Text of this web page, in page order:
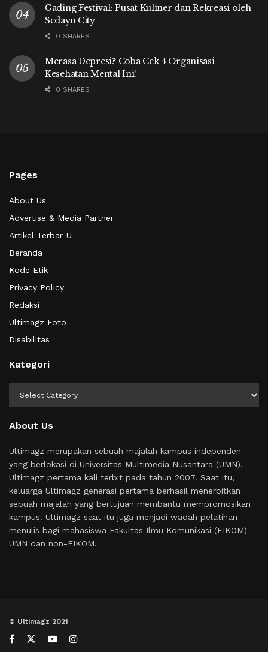
Gading Festival: Pusat Kuliner dan Rekreasi oleh
Sedayu City
0 SHARES
Merasa Depresi? Coba Cek 4 Organisasi
Kesehatan Mental Ini!
0 SHARES
Pages
About Us
Advertise & Media Partner
Artikel Terbar-U
Beranda
Kode Etik
Privacy Policy
Redaksi
Ultimagz Foto
Disabilitas
Kategori
About Us
Ultimagz merupakan sebuah majalah kampus independen
yang berlokasi di Universitas Multimedia Nusantara (UMN).
Ultimagz pertama kali terbit pada tahun 2007. Saat itu,
keluarga Ultimagz generasi pertama berhasil menerbitkan
sebuah majalah yang bertujuan membantu mempromosikan
kampus. Ultimagz saat itu juga menjadi wadah pelatihan
menulis bagi mahasiswa Fakultas Ilmu Komunikasi (FIKOM)
UMN dan non-FIKOM.
© Ultimagz 2021